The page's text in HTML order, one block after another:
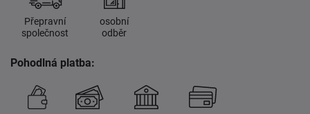
Přepravní
společnost
osobní
odběr
Pohodlná platba: